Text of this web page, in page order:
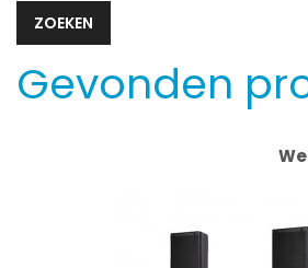
Gevonden